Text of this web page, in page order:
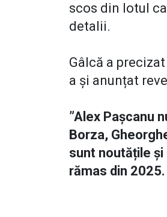
scos din lotul
detalii.
Gâlcă a
a și anunțat
”Alex Pașcanu
Borza,
sunt noutățile
rămas din 2025.